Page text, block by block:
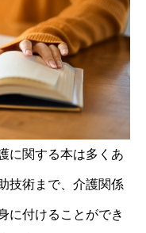
に関する本は多くあ
技術まで、介護関係
に付けることができ